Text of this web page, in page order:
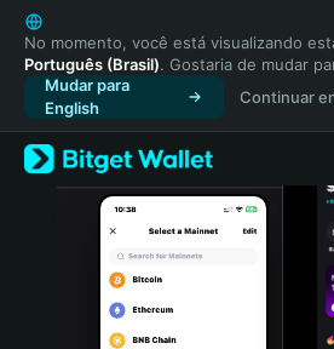
English
日本語
Tiếng Việt
Русский
Español (Latinoamérica)
Türkçe
Italiano
Português (Portugal)
No momento, você está visualizando
Português (Brasil). Gostaria de mudar
Mudar para
English
Continuar